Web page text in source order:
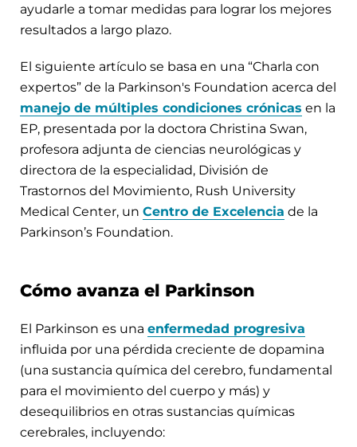
ayudarle a tomar medidas para lograr los mejores
resultados a largo plazo.
El siguiente artículo se basa en una “Charla con
expertos” de la Parkinson's Foundation acerca del
manejo de múltiples condiciones crónicas en la
EP, presentada por la doctora Christina Swan,
profesora adjunta de ciencias neurológicas y
directora de la especialidad, División de
Trastornos del Movimiento, Rush University
Medical Center, un Centro de Excelencia de la
Parkinson’s Foundation.
Cómo avanza el Parkinson
El Parkinson es una enfermedad progresiva
influida por una pérdida creciente de dopamina
(una sustancia química del cerebro, fundamental
para el movimiento del cuerpo y más) y
desequilibrios en otras sustancias químicas
cerebrales, incluyendo: